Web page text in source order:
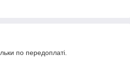
по передоплаті.